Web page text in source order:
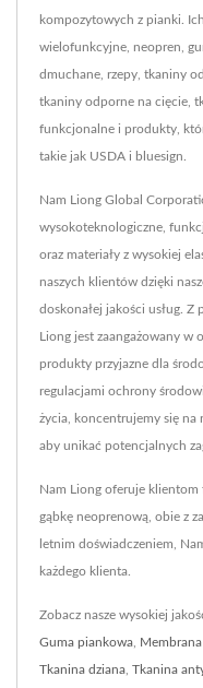
kompozytowych z pianki.
wielofunkcyjne, neopren,
dmuchane, rzepy, tkaniny
tkaniny odporne na cięcie,
funkcjonalne i produkty,
takie jak USDA i bluesign.
Nam Liong Global
wysokoteknologiczne,
oraz materiały z wysokiej
naszych klientów dzięki
doskonałej jakości usług.
Liong jest zaangażowany w
produkty przyjazne dla
regulacjami ochrony
życia, koncentrujemy się
aby unikać potencjalnych
Nam Liong oferuje
gąbkę neoprenową, obie z
letnim doświadczeniem,
każdego klienta.
Zobacz nasze wysokiej
Guma piankowa Membrana
Tkanina dziana Tkanina